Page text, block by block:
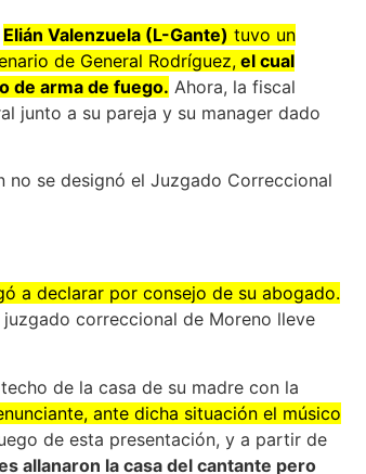
Elián Valenzuela (L-Gante) tuvo un
de General Rodríguez, el cual
de arma de fuego. Ahora, la fiscal
junto a su pareja y su manager dado
no se designó el Juzgado Correccional
a declarar por consejo de su abogado.
correccional de Moreno lleve
de la casa de su madre con la
ante dicha situación el músico
de esta presentación, y a partir de
allanaron la casa del cantante pero